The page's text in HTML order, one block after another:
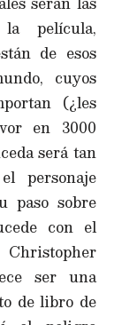
película,
de esos
cuyos
(¿les
en 3000
será tan
personaje
paso sobre
con el
ser una
de libro de